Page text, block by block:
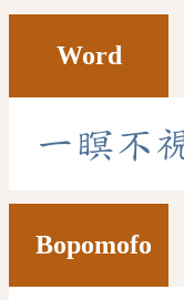
Word
一瞑不
Bopomofo